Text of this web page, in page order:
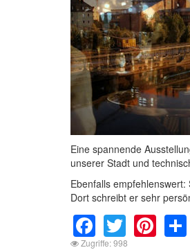
Eine spannende
unserer Stadt und
Ebenfalls empfehlenswert:
Dort schreibt er sehr
Facebook
Twitter
Zugriffe: 998